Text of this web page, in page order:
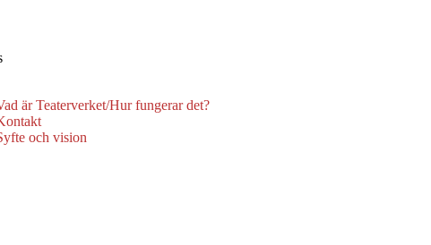
är Teaterverket/Hur fungerar det?
och vision